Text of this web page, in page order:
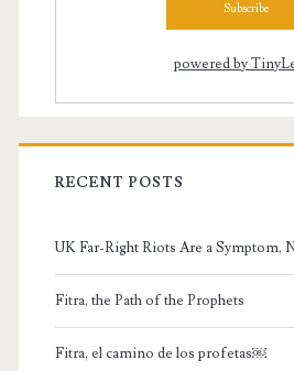
powered by
RECENT POSTS
UK Far-Right Riots Are a Symptom,
Fitra, the Path of the Prophets
Fitra, el camino de los profetas￼